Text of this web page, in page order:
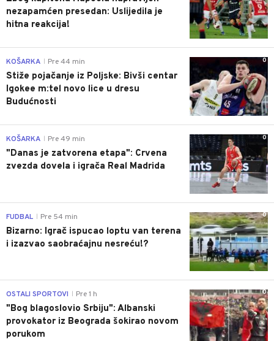
nezapamćen presedan: Uslijedila je
hitna reakcija!
0
KOŠARKA Pre 44 min
Stiže pojačanje iz Poljske: Bivši centar
Igokee m:tel novo lice u dresu
Budućnosti
0
KOŠARKA Pre 49 min
"Danas je zatvorena etapa": Crvena
zvezda dovela i igrača Real Madrida
0
FUDBAL Pre 54 min
Bizarno: Igrač ispucao loptu van terena
i izazvao saobraćajnu nesreću!?
0
OSTALI SPORTOVI Pre 1 h
"Bog blagoslovio Srbiju": Albanski
provokator iz Beograda šokirao novom
porukom